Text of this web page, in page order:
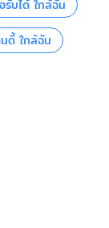
รับได้ ใกล้ฉัน
ดี้ ใกล้ฉัน